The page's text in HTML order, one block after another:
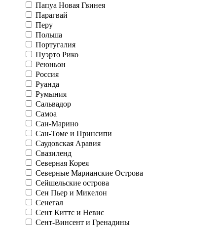
Папуа Новая Гвинея
Парагвай
Перу
Польша
Португалия
Пуэрто Рико
Реюньон
Россия
Руанда
Румыния
Сальвадор
Самоа
Сан-Марино
Сан-Томе и Принсипи
Саудовская Аравия
Свазиленд
Северная Корея
Северные Марианские Острова
Сейшельские острова
Сен Пьер и Микелон
Сенегал
Сент Киттс и Невис
Сент-Винсент и Гренадины